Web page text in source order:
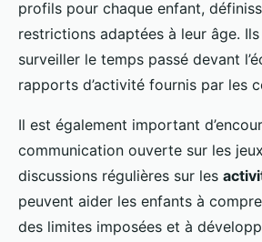
profils pour chaque enfant,
restrictions adaptées à leur âge.
surveiller le temps passé devant
rapports d’activité fournis par les
Il est également important
communication ouverte sur les
discussions régulières sur les
peuvent aider les enfants à
des limites imposées et à